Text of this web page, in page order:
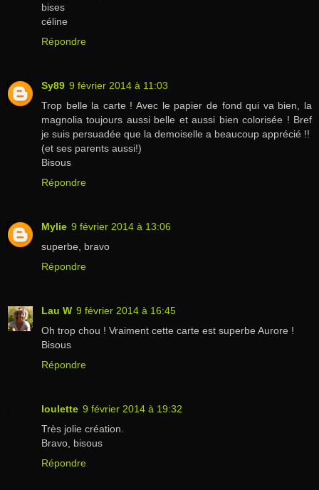
bises
céline
Répondre
Sy89 9 février 2014 à 11:03
Trop belle la carte ! Avec le papier de fond qui va bien, la
magnolia toujours aussi belle et aussi bien colorisée ! Bref
je suis persuadée que la demoiselle a beaucoup apprécié !!
(et ses parents aussi!)
Bisous
Répondre
Mylie 9 février 2014 à 13:06
superbe, bravo
Répondre
Lau W 9 février 2014 à 16:45
Oh trop chou ! Vraiment cette carte est superbe Aurore !
Bisous
Répondre
loulette 9 février 2014 à 19:32
Très jolie création.
Bravo, bisous
Répondre